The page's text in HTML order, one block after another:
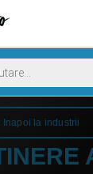
Inapoi la industrii